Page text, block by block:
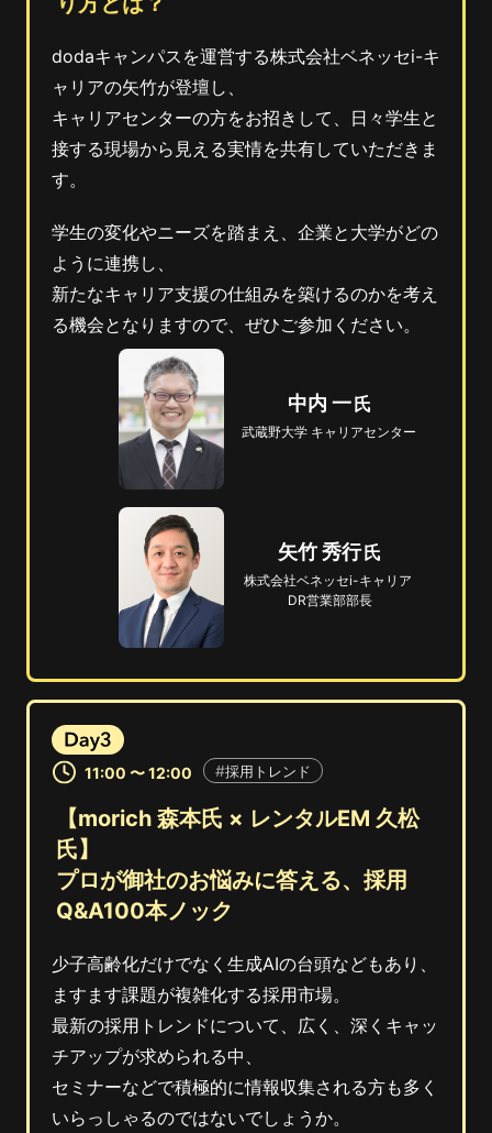
dodaキャンパスを運営する株式会社ベネッセi-キ
ャリアの矢竹が登壇し、
キャリアセンターの方をお招きして、日々学生と
接する現場から見える実情を共有していただきま
す。
学生の変化やニーズを踏まえ、企業と大学がどの
ように連携し、
新たなキャリア支援の仕組みを築けるのかを考え
る機会となりますので、ぜひご参加ください。
中内 一
武蔵野大学 キャリアセンター
矢竹 秀行
株式会社ベネッセi-キャリア
DR営業部部長
11:00 〜 12:00 採用トレンド
【morich 森本氏 × レンタルEM 久松
氏】
プロが御社のお悩みに答える、採用
Q&A100本ノック
少子高齢化だけでなく生成AIの台頭などもあり、
ますます課題が複雑化する採用市場。
最新の採用トレンドについて、広く、深くキャッ
チアップが求められる中、
セミナーなどで積極的に情報収集される方も多く
いらっしゃるのではないでしょうか。